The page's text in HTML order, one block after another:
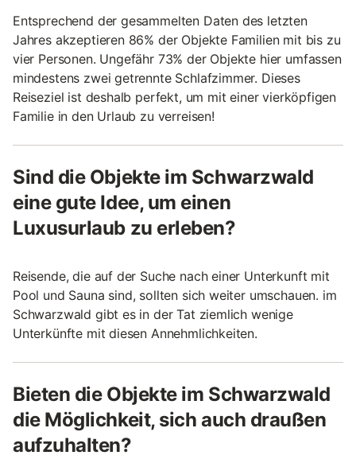
Entsprechend der gesammelten Daten des letzten
Jahres akzeptieren 86% der Objekte Familien mit bis zu
vier Personen. Ungefähr 73% der Objekte hier umfassen
mindestens zwei getrennte Schlafzimmer. Dieses
Reiseziel ist deshalb perfekt, um mit einer vierköpfigen
Familie in den Urlaub zu verreisen!
Sind die Objekte im Schwarzwald
eine gute Idee, um einen
Luxusurlaub zu erleben?
Reisende, die auf der Suche nach einer Unterkunft mit
Pool und Sauna sind, sollten sich weiter umschauen. im
Schwarzwald gibt es in der Tat ziemlich wenige
Unterkünfte mit diesen Annehmlichkeiten.
Bieten die Objekte im Schwarzwald
die Möglichkeit, sich auch draußen
aufzuhalten?